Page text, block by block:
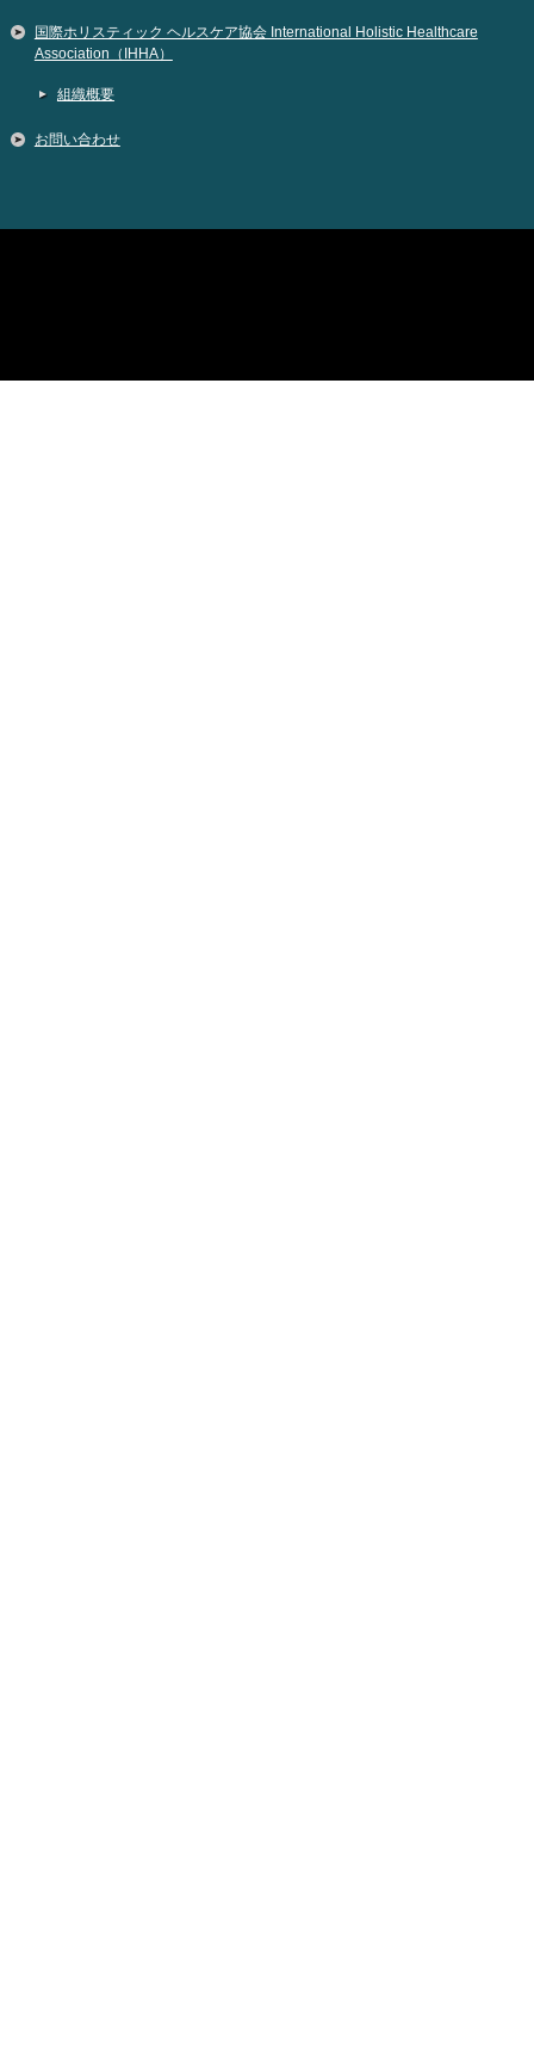
国際ホリスティック ヘルスケア協会 International Holistic Healthcare
Association（IHHA）
組織概要
お問い合わせ